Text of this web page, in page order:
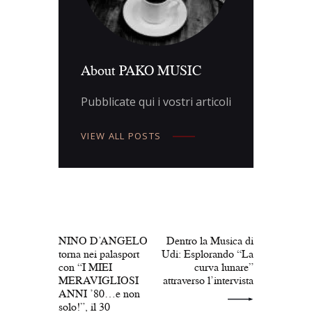
About PAKO MUSIC
Pubblicate qui i vostri articoli
VIEW ALL POSTS
NINO D’ANGELO
torna nei palasport
con “I MIEI
MERAVIGLIOSI
ANNI ’80…e non
solo!”, il 30
Dentro la Musica di
Udi: Esplorando “La
curva lunare”
attraverso l’intervista